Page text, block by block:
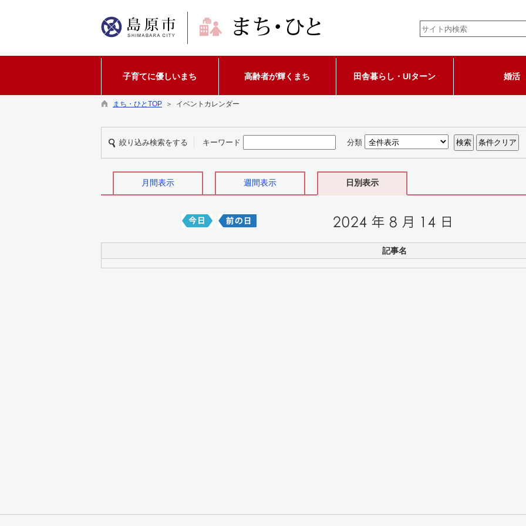
子育てに優しいまち 高齢者が輝くまち 田舎暮らし・UIターン 婚活
まち・ひとTOP ＞ イベントカレンダー
絞り込み検索をする キーワード 分類
月間表示 週間表示 日別表示
記事名